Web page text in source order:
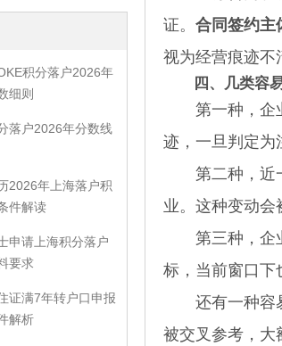
积分落户2026年
细则
落户2026年分数线
2026年上海落户积
件解读
申请上海积分落户
要求
证满7年转户口申报
解析
证。 合同签约主
视为经营痕迹不
四、几类容
第一种，企业
迹，一旦判定为
第二种，近一
业。这种变动会
第三种，企业
标，当前窗口下
还有一种容易
被交叉参考，大